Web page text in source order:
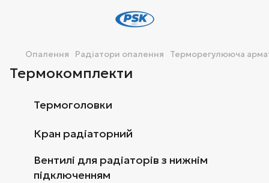
Опалення Радіатори опалення Терморегулююча
Термокомплекти
Термоголовки
Кран радіаторний
Вентилі для радіаторів з нижнім
підключенням